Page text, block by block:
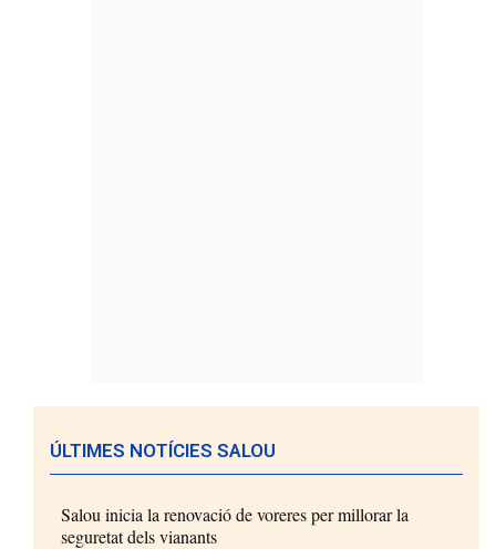
ÚLTIMES NOTÍCIES SALOU
Salou inicia la renovació de voreres per millorar la
seguretat dels vianants